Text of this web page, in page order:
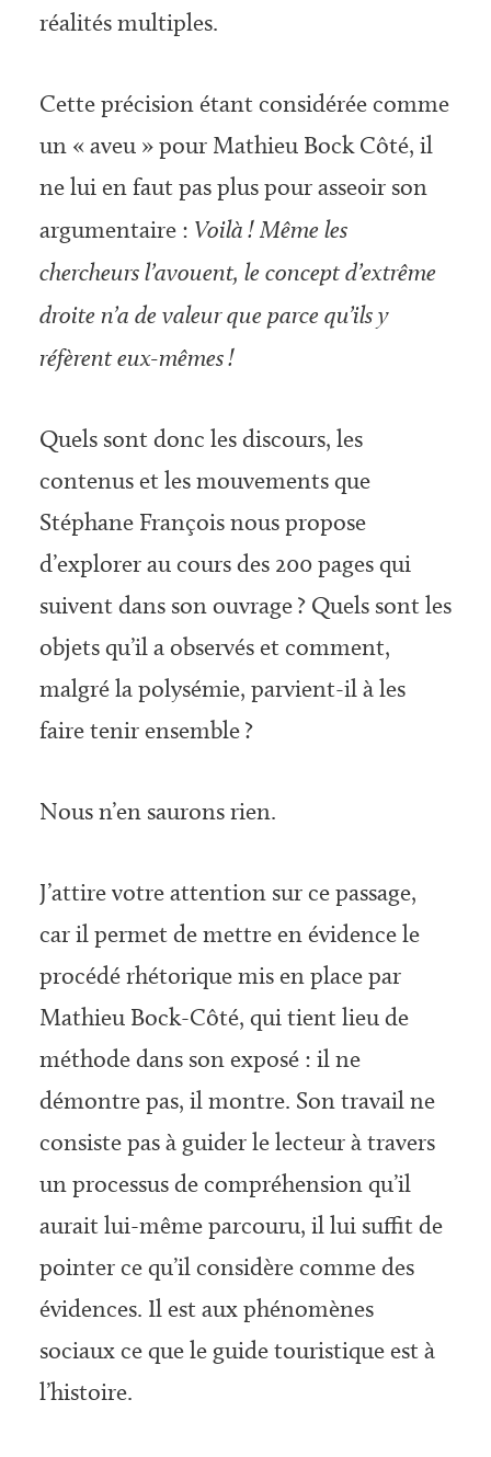
réalités multiples.
Cette précision étant considérée comme
un « aveu » pour Mathieu Bock Côté, il
ne lui en faut pas plus pour asseoir son
argumentaire : Voilà ! Même les
chercheurs l’avouent, le concept d’extrême
droite n’a de valeur que parce qu’ils y
réfèrent eux-mêmes !
Quels sont donc les discours, les
contenus et les mouvements que
Stéphane François nous propose
d’explorer au cours des 200 pages qui
suivent dans son ouvrage ? Quels sont les
objets qu’il a observés et comment,
malgré la polysémie, parvient-il à les
faire tenir ensemble ?
Nous n’en saurons rien.
J’attire votre attention sur ce passage,
car il permet de mettre en évidence le
procédé rhétorique mis en place par
Mathieu Bock-Côté, qui tient lieu de
méthode dans son exposé : il ne
démontre pas, il montre. Son travail ne
consiste pas à guider le lecteur à travers
un processus de compréhension qu’il
aurait lui-même parcouru, il lui suffit de
pointer ce qu’il considère comme des
évidences. Il est aux phénomènes
sociaux ce que le guide touristique est à
l’histoire.